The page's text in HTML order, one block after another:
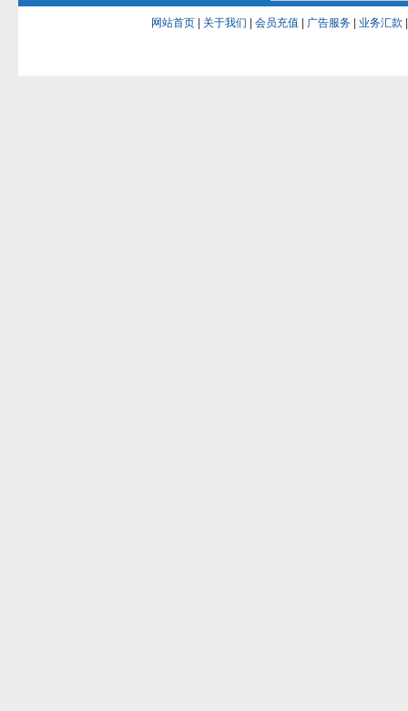
网站首页 关于我们 会员充值 广告服务 业务汇款